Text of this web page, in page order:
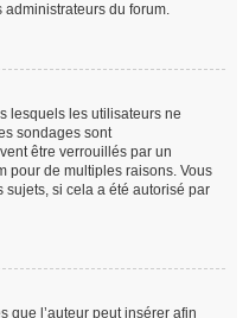
du forum.
lesquels les utilisateurs ne
sondages sont
être verrouillés par un
pour de multiples raisons. Vous
si cela a été autorisé par
que l’auteur peut insérer afin